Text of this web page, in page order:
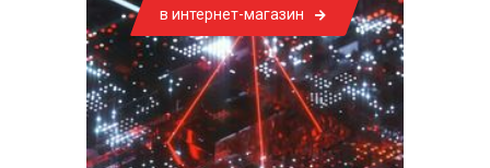
в интернет-магазин